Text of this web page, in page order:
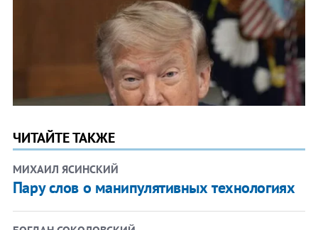
ЧИТАЙТЕ ТАКЖЕ
МИХАИЛ ЯСИНСКИЙ
Пару слов о манипулятивных технологиях